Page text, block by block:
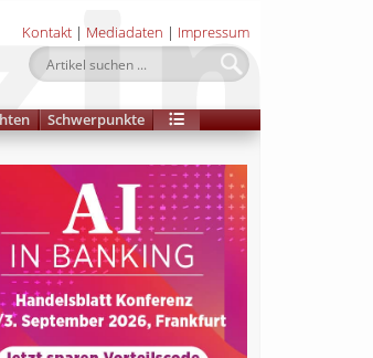
Kontakt | Mediadaten | Impressum
Schwerpunkte